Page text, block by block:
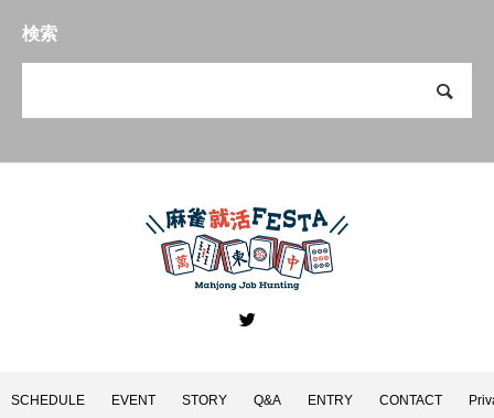
検索
SCHEDULE EVENT STORY Q&A ENTRY CONTACT